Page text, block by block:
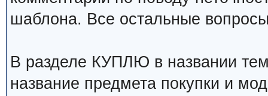
шаблона. Все остальные
В разделе КУПЛЮ в названии
название предмета покупки и